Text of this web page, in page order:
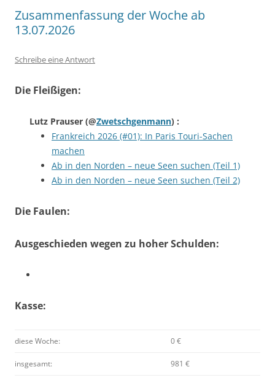
Zusammenfassung der Woche ab
13.07.2026
Schreibe eine Antwort
Die Fleißigen:
Lutz Prauser (@Zwetschgenmann) :
Frankreich 2026 (#01): In Paris Touri-Sachen
machen
Ab in den Norden – neue Seen suchen (Teil 1)
Ab in den Norden – neue Seen suchen (Teil 2)
Die Faulen:
Ausgeschieden wegen zu hoher Schulden:
Kasse:
diese Woche: 0 €
insgesamt: 981 €